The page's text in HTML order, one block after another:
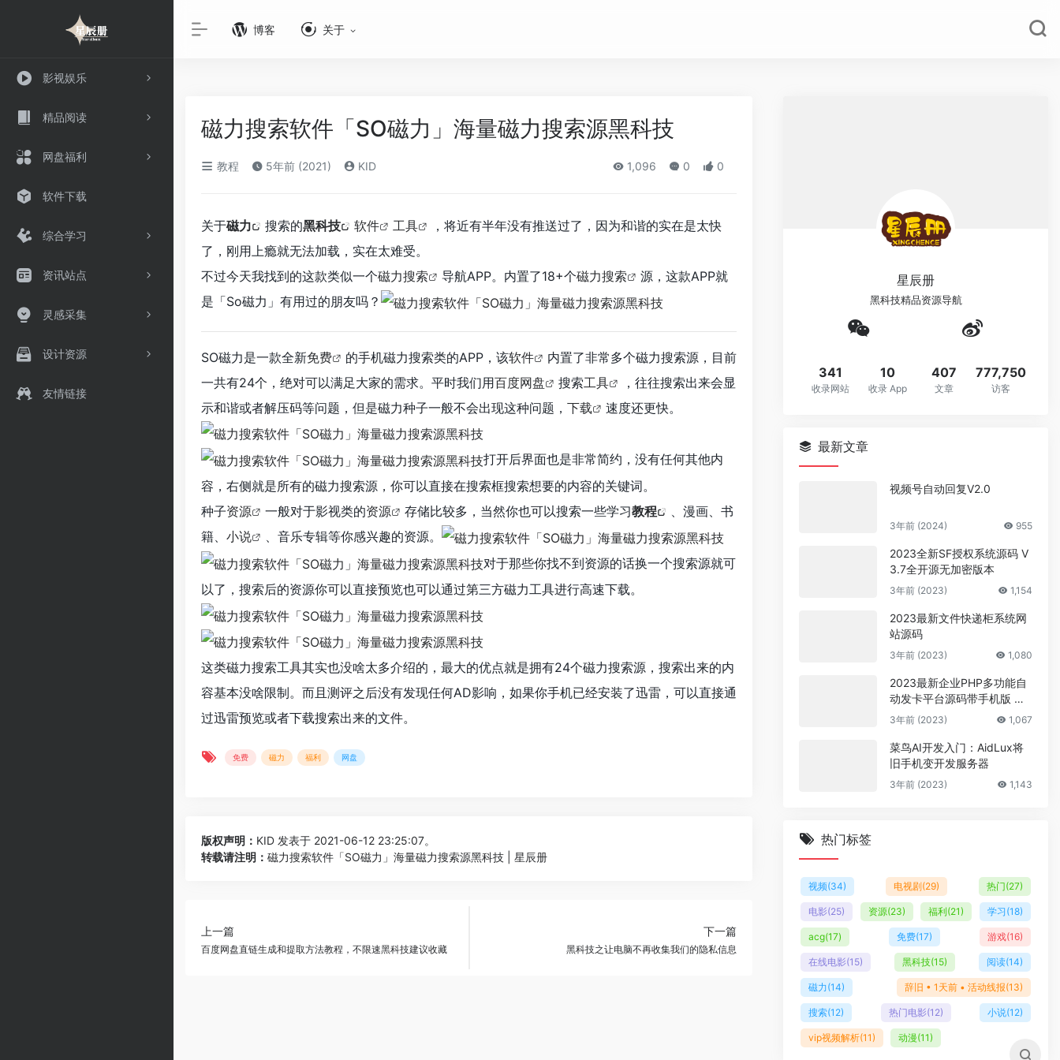
影视娱乐
精品阅读
网盘福利
软件下载
综合学习
资讯站点
灵感采集
设计资源
友情链接
博客 关于
磁力搜索软件「SO磁力」海量磁力搜索源黑科技
教程 5年前 (2021) KID 1,096 0 0
关于磁力 搜索的黑科技 软件 工具
，将近有半年没有推送过了，因为和谐的实在是太快
了，刚用上瘾就无法加载，实在太难受。
不过今天我找到的这款类似一个磁力搜索 导航APP。内置了18+个磁力搜索
源，这款APP就
是「So磁力」有用过的朋友吗？
SO磁力是一款全新免费 的手机磁力搜索类的APP，该软件
内置了非常多个磁力搜索源，目前
一共有24个，绝对可以满足大家的需求。平时我们用百度网盘 搜索工具
，往往搜索出来会显
示和谐或者解压码等问题，但是磁力种子一般不会出现这种问题， 下载 速度还更快。
打开后界面也是非常简约，没有任何其他内
容，右侧就是所有的磁力搜索源，你可以直接在搜索框搜索想要的内容的关键词。
种子资源 一般对于影视类的资源 存储比较多，当然你也可以搜索一些学习教程
、漫画、书
籍、 小说
、音乐专辑等你感兴趣的资源。
对于那些你找不到资源的话换一个搜索源就可
以了，搜索后的资源你可以直接预览也可以通过第三方磁力工具进行高速下载。
这类磁力搜索工具其实也没啥太多介绍的，最大的优点就是拥有24个磁力搜索源，搜索出来的内
容基本没啥限制。而且测评之后没有发现任何AD影响，如果你手机已经安装了迅雷，可以直接通
过迅雷预览或者下载搜索出来的文件。
免费 磁力 福利 网盘
版权声明： KID 发表于 2021-06-12 23:25:07。
转载请注明： 磁力搜索软件「SO磁力」海量磁力搜索源黑科技 | 星辰册
上一篇
百度网盘直链生成和提取方法教程，不限速黑科技建议收藏
下一篇
黑科技之让电脑不再收集我们的隐私信息
星辰册
黑科技精品资源导航
341
收录网站
10
收录 App
407
文章
777,750
访客
最新文章
视频号自动回复V2.0
3年前 (2024) 955
2023全新SF授权系统源码 V
3.7全开源无加密版本
3年前 (2023) 1,154
2023最新文件快递柜系统网
站源码
3年前 (2023) 1,080
2023最新企业PHP多功能自
动发卡平台源码带手机版 带
多套商户模板
3年前 (2023) 1,067
菜鸟AI开发入门：AidLux将
旧手机变开发服务器
3年前 (2023) 1,143
热门标签
视频(34) 电视剧(29) 热门(27)
电影(25) 资源(23) 福利(21) 学习(18)
acg(17) 免费(17) 游戏(16)
在线电影(15) 黑科技(15) 阅读(14)
磁力(14) 辞旧 • 1天前 • 活动线报(13)
搜索(12) 热门电影(12) 小说(12)
vip视频解析(11) 动漫(11)